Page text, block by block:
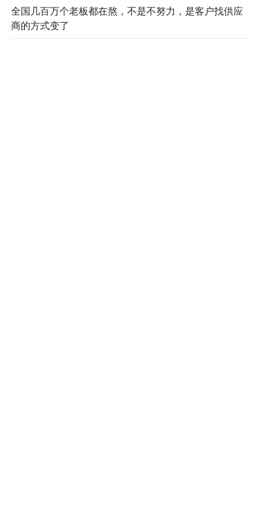
全国几百万个老板都在熬，不是不努力，是客户找供应
商的方式变了